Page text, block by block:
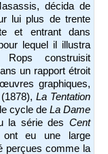
décida de
lui plus de trente
et entrant dans
lequel il illustra
construisit
un rapport étroit
graphiques,
(1878), La Tentation
cycle de La Dame
la série desCent
ont eu une large
perçues comme la